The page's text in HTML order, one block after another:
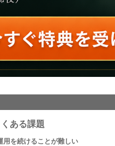
ある課題
用を続けることが難しい